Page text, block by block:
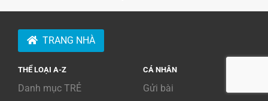
TRANG NHÀ
THỂ LOẠI A-Z
Danh mục TRẺ
CÁ NHÂN
Gửi bài